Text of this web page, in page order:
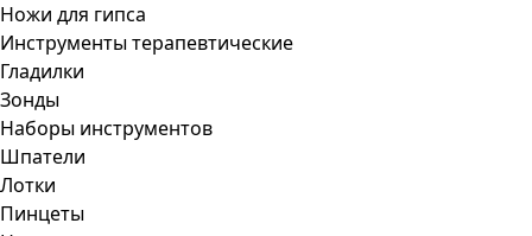
Ножи для гипса
Инструменты терапевтические
Гладилки
Зонды
Наборы инструментов
Шпатели
Лотки
Пинцеты